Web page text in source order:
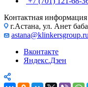
Контактная информация
г.Астана, ул. Анет
astana@klinkersgroup.ru
Вконтакте
Яндекс.Дзен